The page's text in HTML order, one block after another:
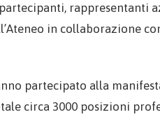
rappresentanti
in collaborazione
partecipato alla
circa 3000 posizioni